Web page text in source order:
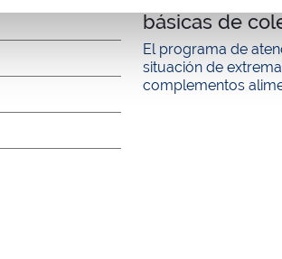
básicas de
El programa de
situación de
complementos